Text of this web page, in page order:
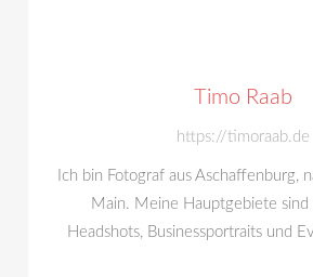
Timo Raab
https://timoraab.de
Ich bin Fotograf aus Aschaffenburg,
Main. Meine Hauptgebiete sind
Headshots, Businessportraits und